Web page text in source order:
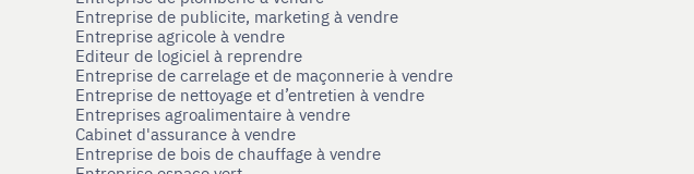
Entreprise de publicite, marketing à vendre
Entreprise agricole à vendre
Editeur de logiciel à reprendre
Entreprise de carrelage et de maçonnerie à vendre
Entreprise de nettoyage et d’entretien à vendre
Entreprises agroalimentaire à vendre
Cabinet d'assurance à vendre
Entreprise de bois de chauffage à vendre